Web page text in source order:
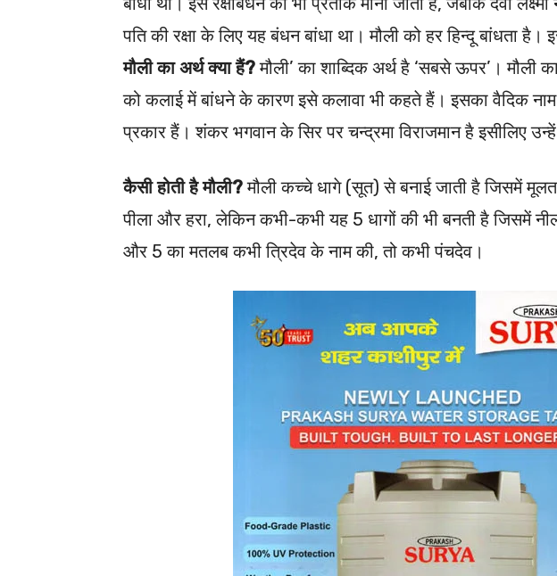
पति की रक्षा के लिए यह बंधन बांधा था। मौली को हर हिन्दू बांधता
मौली का अर्थ क्या हैं?मौली’ का शाब्दिक अर्थ है ‘सबसे ऊपर’। मौली
को कलाई में बांधने के कारण इसे कलावा भी कहते हैं। इसका वैदिक
प्रकार हैं। शंकर भगवान के सिर पर चन्द्रमा विराजमान है इसीलिए
कैसी होती है मौली?मौली कच्चे धागे (सूत) से बनाई जाती है जिसमें
पीला और हरा, लेकिन कभी-कभी यह 5 धागों की भी बनती है जिसमें
और 5 का मतलब कभी त्रिदेव के नाम की, तो कभी पंचदेव।